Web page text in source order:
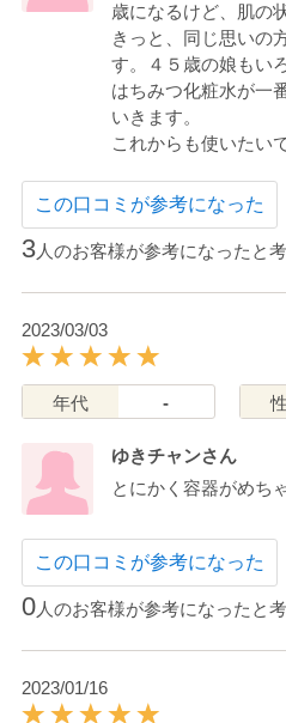
歳になるけど、肌の
きっと、同じ思いの
す。４５歳の娘もい
はちみつ化粧水が一
いきます。
これからも使いたい
この口コミが参考になった
3人のお客様が参考になったと
2023/03/03
年代 -
ゆきチャンさん
とにかく容器がめち
この口コミが参考になった
0人のお客様が参考になったと
2023/01/16